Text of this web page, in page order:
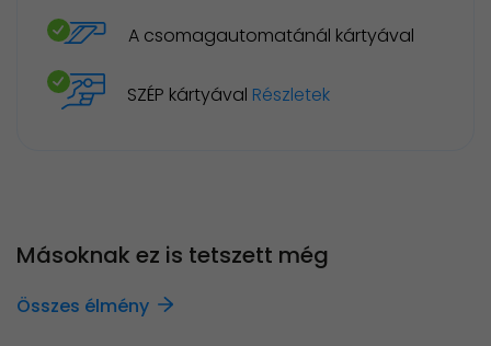
A csomagautomatánál kártyával
SZÉP kártyával Részletek
Másoknak ez is tetszett még
Összes élmény